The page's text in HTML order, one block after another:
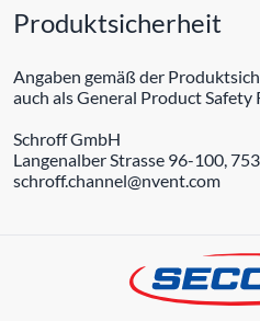
Produktsicherheit
Angaben gemäß der
auch als General Product Safety
Schroff GmbH
Langenalber Strasse 96-100,
schroff.channel@nvent.com